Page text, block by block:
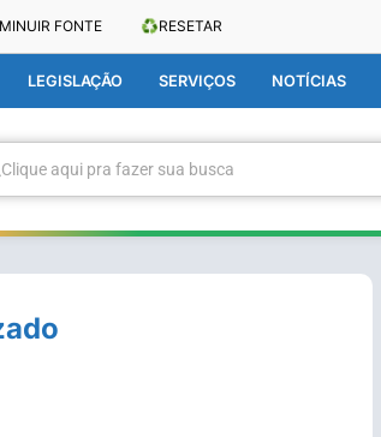
FONTE ♻️RESETAR
LEGISLAÇÃO SERVIÇOS NOTÍCIAS
Clique aqui pra fazer sua busca